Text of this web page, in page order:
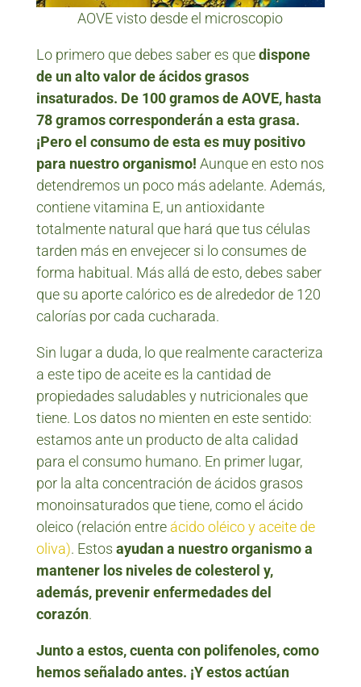
AOVE visto desde el microscopio
Lo primero que debes saber es quedispone
de un alto valor de ácidos grasos
insaturados. De 100 gramos de AOVE, hasta
78 gramos corresponderán a esta grasa.
¡Pero el consumo de esta es muy positivo
para nuestro organismo! Aunque en esto nos
detendremos un poco más adelante. Además,
contiene vitamina E, un antioxidante
totalmente natural que hará que tus células
tarden más en envejecer si lo consumes de
forma habitual. Más allá de esto, debes saber
que su aporte calórico es de alrededor de 120
calorías por cada cucharada.
Sin lugar a duda, lo que realmente caracteriza
a este tipo de aceite es la cantidad de
propiedades saludables y nutricionales que
tiene. Los datos no mienten en este sentido:
estamos ante un producto de alta calidad
para el consumo humano. En primer lugar,
por la alta concentración de ácidos grasos
monoinsaturados que tiene, como el ácido
oleico (relación entre ácido oléico y aceite de
oliva). Estos ayudan a nuestro organismo a
mantener los niveles de colesterol y,
además, prevenir enfermedades del
corazón.
Junto a estos, cuenta con polifenoles, como
hemos señalado antes. ¡Y estos actúan